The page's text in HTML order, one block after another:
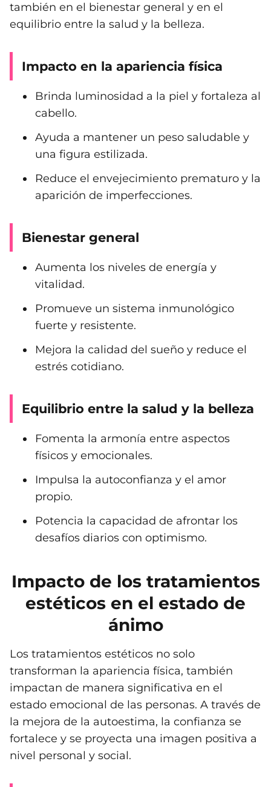
también en el bienestar general y en el
equilibrio entre la salud y la belleza.
Impacto en la apariencia física
Brinda luminosidad a la piel y fortaleza al
cabello.
Ayuda a mantener un peso saludable y
una figura estilizada.
Reduce el envejecimiento prematuro y la
aparición de imperfecciones.
Bienestar general
Aumenta los niveles de energía y
vitalidad.
Promueve un sistema inmunológico
fuerte y resistente.
Mejora la calidad del sueño y reduce el
estrés cotidiano.
Equilibrio entre la salud y la belleza
Fomenta la armonía entre aspectos
físicos y emocionales.
Impulsa la autoconfianza y el amor
propio.
Potencia la capacidad de afrontar los
desafíos diarios con optimismo.
Impacto de los tratamientos
estéticos en el estado de
ánimo
Los tratamientos estéticos no solo
transforman la apariencia física, también
impactan de manera significativa en el
estado emocional de las personas. A través de
la mejora de la autoestima, la confianza se
fortalece y se proyecta una imagen positiva a
nivel personal y social.